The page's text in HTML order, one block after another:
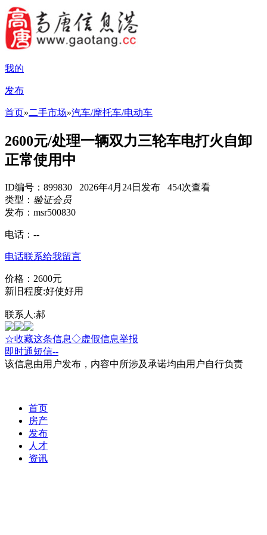
我的
发布
首页»二手市场»汽车/摩托车/电动车
2600元/处理一辆双力三轮车电打火自卸
正常使用中
ID编号：899830 2026年4月24日发布 454次查看
类型： 验证会员
发布：msr500830
电话： --
电话联系给我留言
价格：2600元
新旧程度:好使好用
联系人:郝
☆收藏这条信息◇虚假信息举报
即时通短信--
该信息由用户发布，内容中所涉及承诺均由用户自行负责
首页
房产
发布
人才
资讯